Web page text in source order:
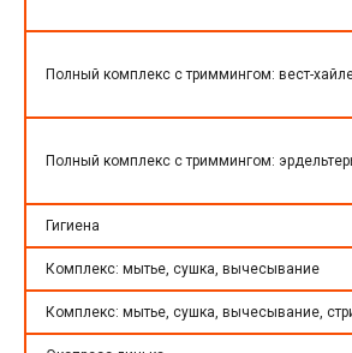
Полный комплекс с триммингом: вест-
Полный комплекс с триммингом:
Гигиена
Комплекс: мытье, сушка, вычесывание
Комплекс: мытье, сушка, вычесывание,